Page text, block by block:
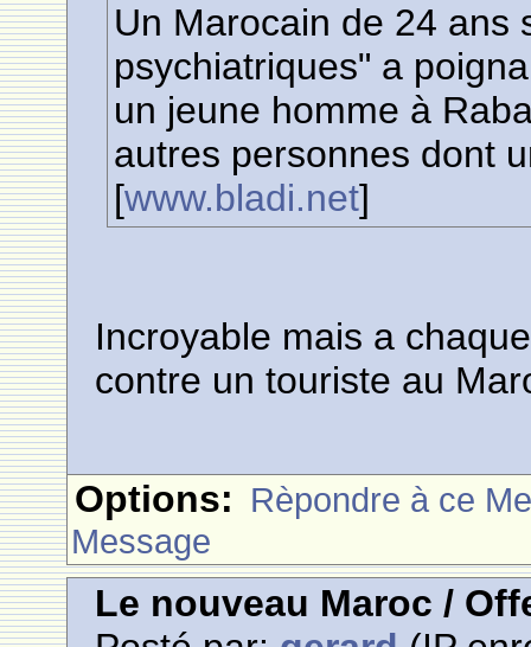
Un Marocain de 24 ans
psychiatriques" a
un jeune homme à
autres personnes dont
[www.bladi.net]
Incroyable mais a
contre un touriste au
Options: Rèpondre à ce
Message
Le nouveau Maroc /